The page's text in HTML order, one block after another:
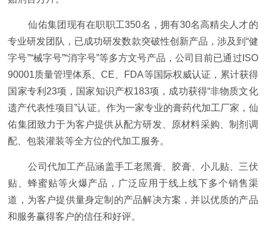
仙佑集团现有在职职工350名，拥有30名高精尖人才的
专业研发团队，已成功研发数款突破性创新产品，涉及到“健
字号”“械字号”“消字号”等多方文号产品，公司目前已通过ISO
90001质量管理体系、CE、FDA等国际权威认证，累计获得
国家专利23项， 国家知识产权183项，成功获得“非物质文化
遗产代表性项目”认证。作为一家专业的膏药代加工厂家，仙
佑集团致力于为客户提供从配方研发、原材料采购、制剂调
配、包装灌装等全方位的代加工服务。
公司代加工产品涵盖手工老黑膏、胶膏、小儿贴、三伏
贴、蜂蜜贴等火爆产品，广泛应用于线上线下多个销售渠
道，为客户提供量身定制的产品解决方案，并以优质的产品
和服务赢得客户的信任和好评。